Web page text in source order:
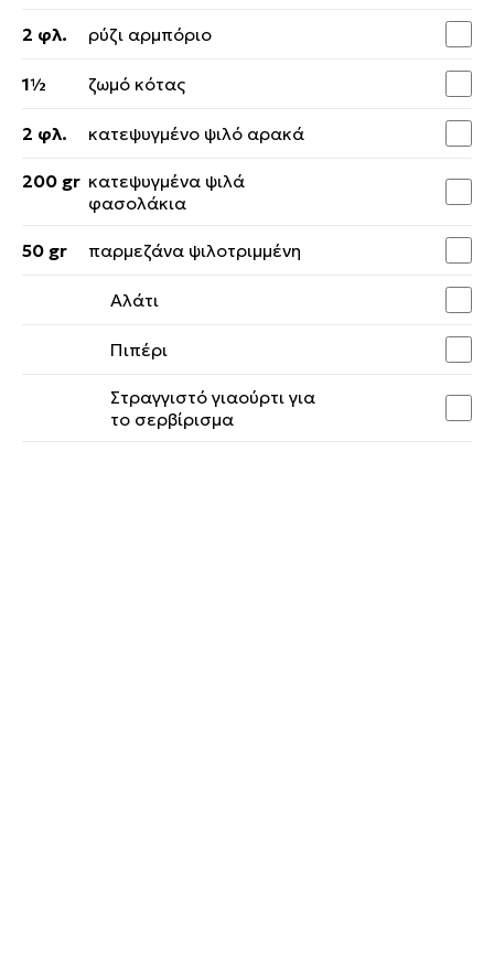
2 φλ. ρύζι αρμπόριο
1½ ζωμό κότας
2 φλ. κατεψυγμένο ψιλό αρακά
200 gr κατεψυγμένα ψιλά
φασολάκια
50 gr παρμεζάνα ψιλοτριμμένη
Αλάτι
Πιπέρι
Στραγγιστό γιαούρτι για
το σερβίρισμα